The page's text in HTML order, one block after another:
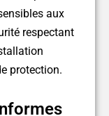
aux
respectant
protection.